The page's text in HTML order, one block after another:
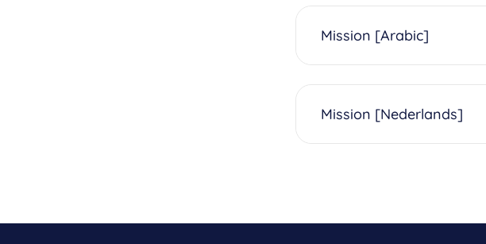
Mission [Arabic]
Mission [Nederlands]